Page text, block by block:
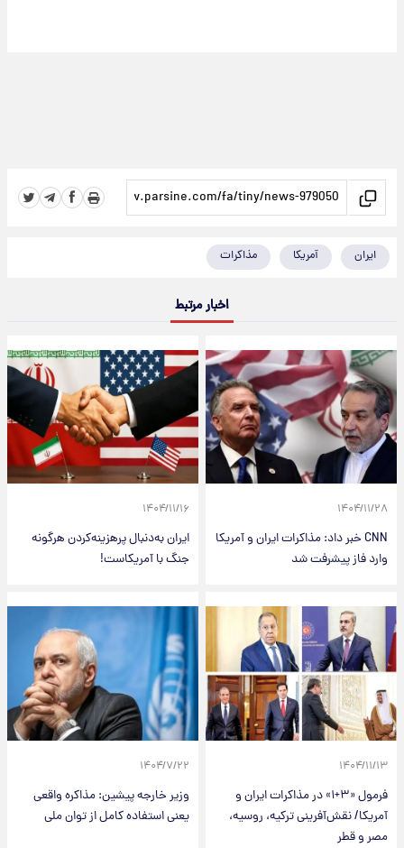
ایران آمریکا مذاکرات
اخبار مرتبط
۱۴۰۴/۱۱/۲۸
CNN خبر داد: مذاکرات ایران و آمریکا
وارد فاز پیشرفت شد
۱۴۰۴/۱۱/۱۶
ایران به‌دنبال پرهزینه‌کردن هرگونه
جنگ با آمریکاست!
۱۴۰۴/۱۱/۱۳
فرمول «۳+۱» در مذاکرات ایران و
آمریکا/ نقش‌آفرینی ترکیه، روسیه،
مصر و قطر
۱۴۰۴/۷/۲۲
وزیر خارجه پیشین: مذاکره واقعی
یعنی استفاده کامل از توان ملی